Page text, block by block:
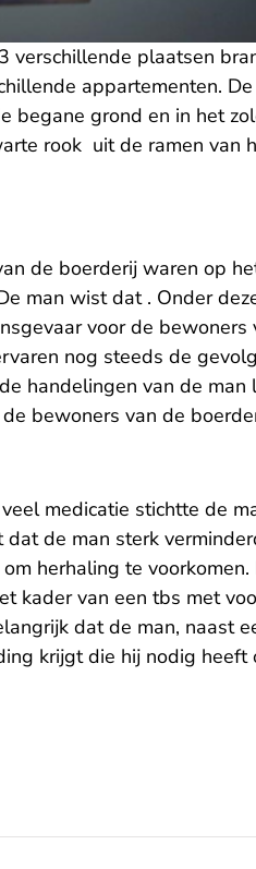
verschillende plaatsen
appartementen.
begane grond en in het
rook uit de ramen van
de boerderij waren op
man wist dat . Onder
voor de bewoners
nog steeds de
handelingen van de man
bewoners van de
medicatie stichtte de
de man sterk
herhaling te voorkomen.
kader van een tbs met
dat de man, naast
krijgt die hij nodig heeft